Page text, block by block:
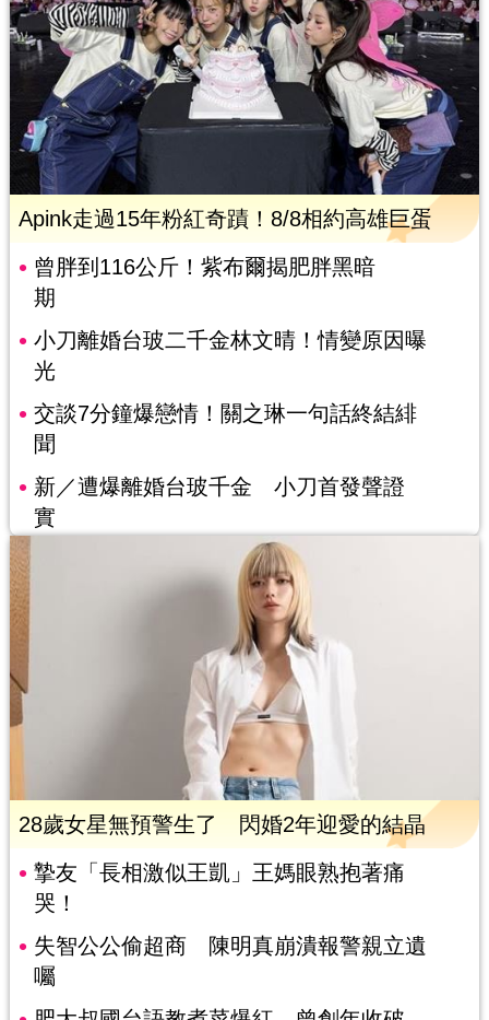
Apink走過15年粉紅奇蹟！8/8相約高雄巨蛋
曾胖到116公斤！紫布爾揭肥胖黑暗
期
小刀離婚台玻二千金林文晴！情變原因曝
光
交談7分鐘爆戀情！關之琳一句話終結緋
聞
新／遭爆離婚台玻千金 小刀首發聲證
實
28歲女星無預警生了 閃婚2年迎愛的結晶
摯友「長相激似王凱」王媽眼熟抱著痛
哭！
失智公公偷超商 陳明真崩潰報警親立遺
囑